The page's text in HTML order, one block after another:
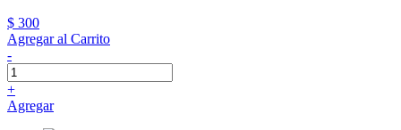
$ 300
Agregar al Carrito
-
+
Agregar